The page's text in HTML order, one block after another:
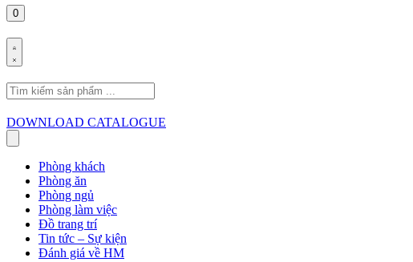
0
Search
for:
DOWNLOAD CATALOGUE
Phòng khách
Phòng ăn
Phòng ngủ
Phòng làm việc
Đồ trang trí
Tin tức – Sự kiện
Đánh giá về HM